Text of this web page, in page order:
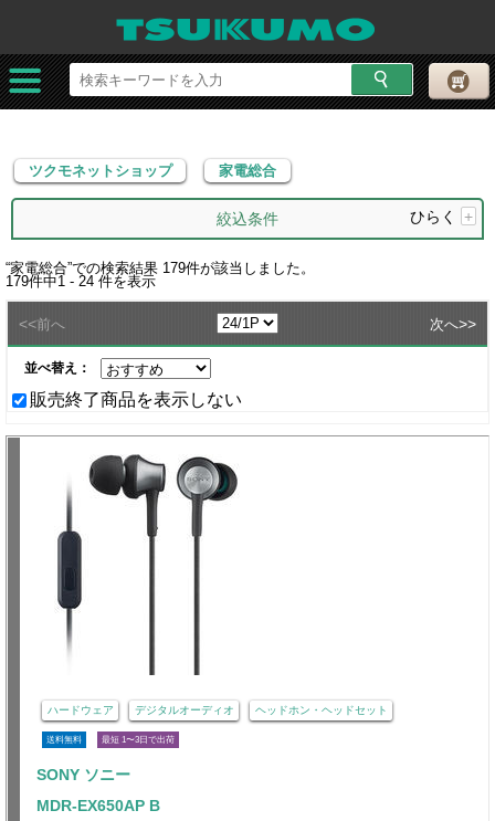
ツクモネットショップ 家電総合
ツクモネットショップ 家電総合
絞込条件 ひらく +
“家電総合”での検索結果 179件が該当しました。
179件中1 - 24 件を表示
<<前へ 次へ>>
並べ替え：
販売終了商品を表示しない
ハードウェア デジタルオーディオ ヘッドホン・ヘッドセット
送料無料 最短 1〜3日で出荷
SONY ソニー
MDR-EX650AP B